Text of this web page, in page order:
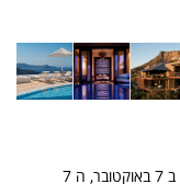
רוב היוונים תומכים בישראל, מבינים היטב מה קרה ב 7 באוקטובר, ה 7